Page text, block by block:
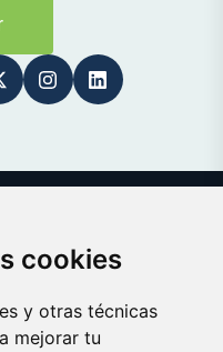
cookies
y otras técnicas
mejorar tu